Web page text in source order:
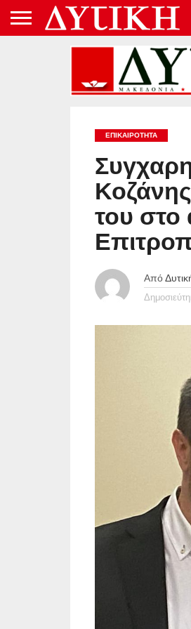
ΕΠΙΚΑΙΡΟΤΗΤΑ
του στο
Από